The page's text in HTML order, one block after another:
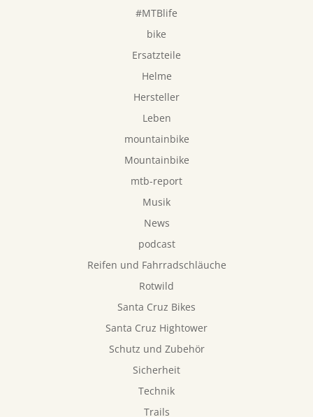
#MTBlife
bike
Ersatzteile
Helme
Hersteller
Leben
mountainbike
Mountainbike
mtb-report
Musik
News
podcast
Reifen und Fahrradschläuche
Rotwild
Santa Cruz Bikes
Santa Cruz Hightower
Schutz und Zubehör
Sicherheit
Technik
Trails